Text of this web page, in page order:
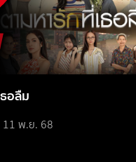
อลืม
11 พ.ย. 68